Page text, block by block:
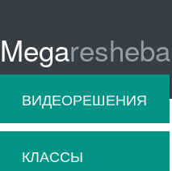
Megaresheba
ВИДЕОРЕШЕНИЯ
КЛАССЫ